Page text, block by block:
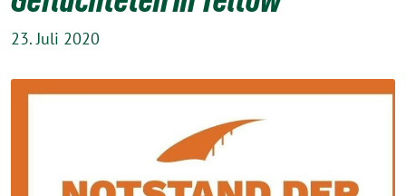
23. Juli 2020